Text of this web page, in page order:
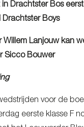
Drachtster Bos
Boys
Willem Lanjouw kan
Sicco Bouwer
voor de
eerste klasse F